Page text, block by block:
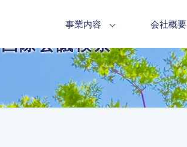
事業内容 会社概要
国際会議検索